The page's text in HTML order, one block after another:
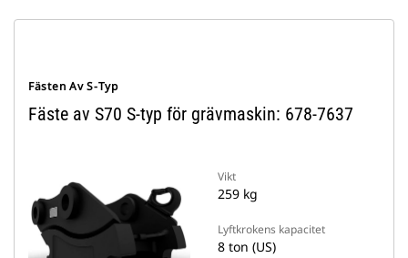
Fästen Av S-Typ
Fäste av S70 S-typ för grävmaskin: 678-7637
Vikt
259 kg
Lyftkrokens kapacitet
8 ton (US)